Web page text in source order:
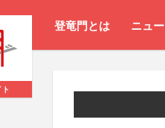
登竜門とは ニュ